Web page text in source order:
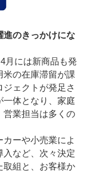
進のきっかけにな
月には新商品も発
の在庫滞留が課
ェクトが発足さ
一体となり、家庭
営業担当は多くの
ーや小売業によ
入など、次々決定
取組と、お客様か